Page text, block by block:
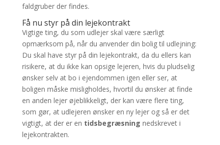
faldgruber der findes.
Få nu styr på din lejekontrakt
Vigtige ting, du som udlejer skal være særligt
opmærksom på, når du anvender din bolig til udlejning:
Du skal have styr på din lejekontrakt, da du ellers kan
risikere, at du ikke kan opsige lejeren, hvis du pludselig
ønsker selv at bo i ejendommen igen eller ser, at
boligen måske misligholdes, hvortil du ønsker at finde
en anden lejer øjeblikkeligt, der kan være flere ting,
som gør, at udlejeren ønsker en ny lejer og så er det
vigtigt, at der er en tidsbegræsning nedskrevet i
lejekontrakten.